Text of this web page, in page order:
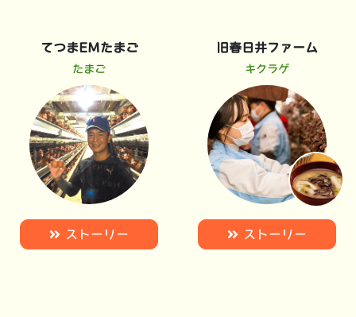
てつまEMたまご
たまご
ストーリー
旧春日井ファーム
キクラゲ
ストーリー